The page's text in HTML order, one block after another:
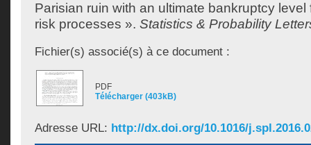
Parisian ruin with an ultimate bankruptcy
risk processes ». Statistics & Probability
Fichier(s) associé(s) à ce document :
PDF
Télécharger (403kB)
Adresse URL: http://dx.doi.org/10.1016/